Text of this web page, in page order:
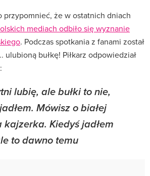
przypomnieć, że w ostatnich dniach
mediach odbiło się wyznanie
. Podczas spotkania z fanami został
ulubioną bułkę! Piłkarz odpowiedział
lubię, ale bułki to nie,
Mówisz o białej
kajzerka. Kiedyś jadłem
to dawno temu